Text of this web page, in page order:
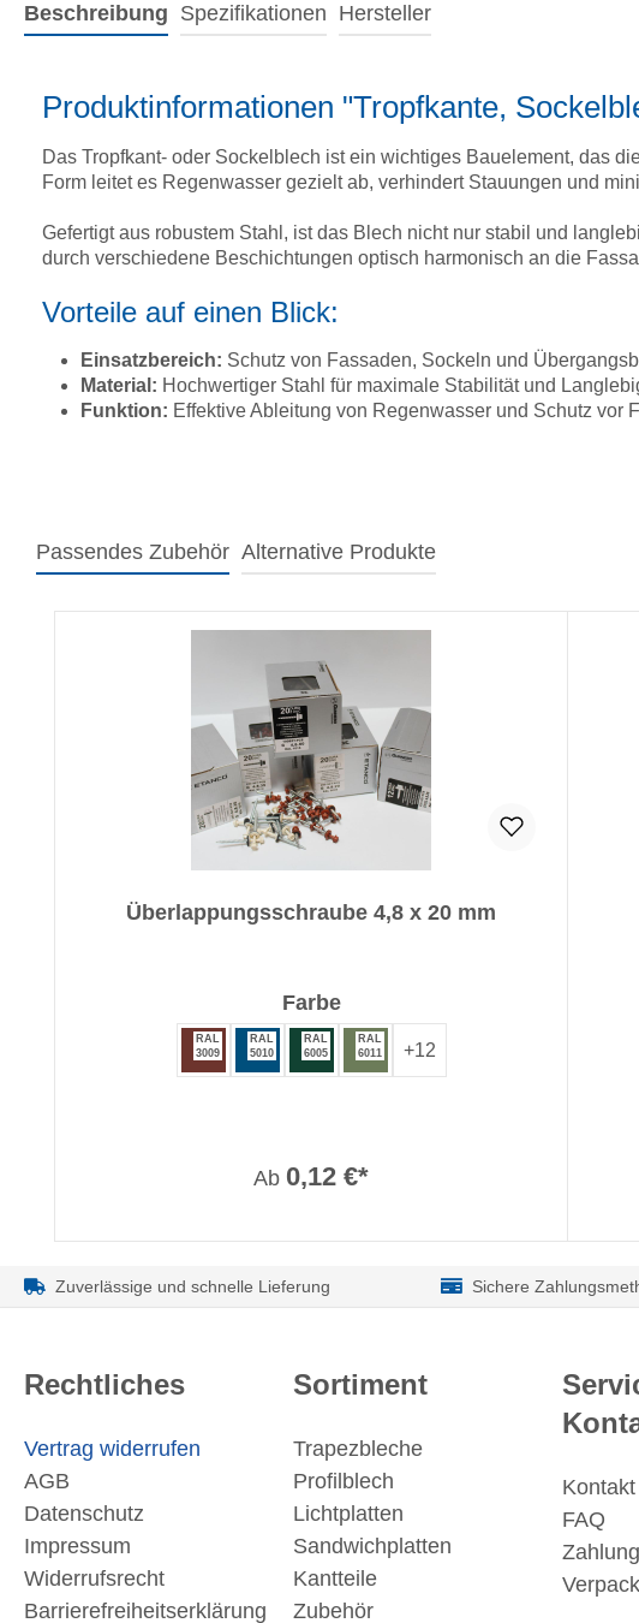
Beschreibung Spezifikationen Hersteller
Produktinformationen "Tropfkante,
Das Tropfkant- oder Sockelblech ist ein wichtiges Bauelement, das
Form leitet es Regenwasser gezielt ab, verhindert Stauungen und
Gefertigt aus robustem Stahl, ist das Blech nicht nur stabil und
durch verschiedene Beschichtungen optisch harmonisch an die
Vorteile auf einen Blick:
Einsatzbereich: Schutz von Fassaden, Sockeln und
Material: Hochwertiger Stahl für maximale Stabilität und
Funktion: Effektive Ableitung von Regenwasser und Schutz vor
Passendes Zubehör Alternative Produkte
Überlappungsschraube 4,8 x 20 mm
Farbeauswählen
RAL
3009
RAL
5010
RAL
6005
RAL
6011
+12
Ab 0,12 €*
Zuverlässige und schnelle Lieferung Sichere
Rechtliches
Vertrag widerrufen
AGB
Datenschutz
Impressum
Widerrufsrecht
Barrierefreiheitserklärung
Sortiment
Trapezbleche
Profilblech
Lichtplatten
Sandwichplatten
Kantteile
Zubehör
Kontakt
FAQ